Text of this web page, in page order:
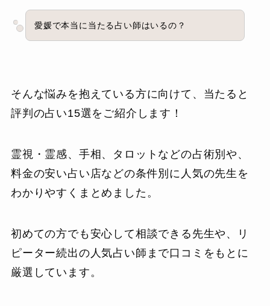
愛媛で本当に当たる占い師はいるの？
そんな悩みを抱えている方に向けて、当たると
評判の占い15選をご紹介します！
霊視・霊感、手相、タロットなどの占術別や、
料金の安い占い店などの条件別に人気の先生を
わかりやすくまとめました。
初めての方でも安心して相談できる先生や、リ
ピーター続出の人気占い師まで口コミをもとに
厳選しています。